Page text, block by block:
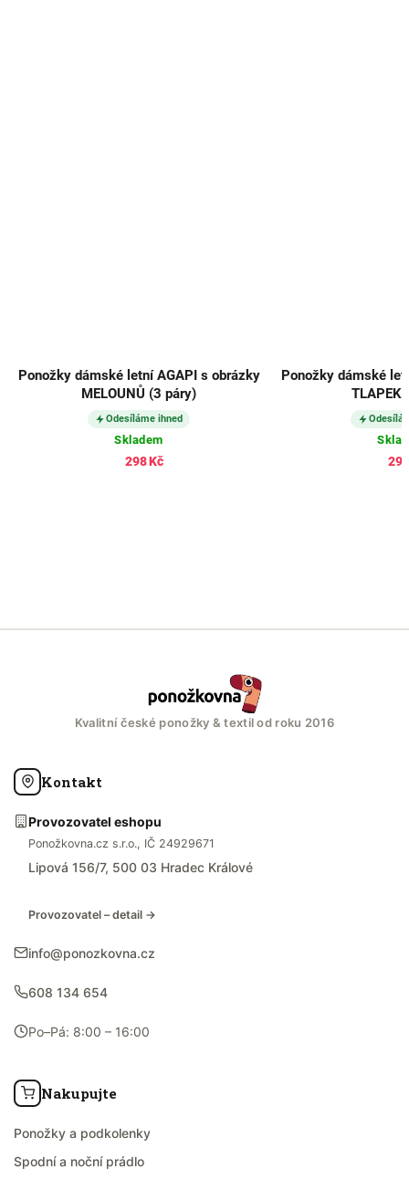
Ponožky dámské letní AGAPI s obrázky
MELOUNŮ (3 páry)
Odesíláme ihned
Skladem
298 Kč
Ponožky dámské
TLAPEK
Kvalitní české ponožky & textil od roku 2016
Kontakt
Provozovatel eshopu
Ponožkovna.cz s.r.o., IČ 24929671
Lipová 156/7, 500 03 Hradec Králové
Provozovatel – detail →
info@ponozkovna.cz
608 134 654
Po–Pá: 8:00 – 16:00
Nakupujte
Ponožky a podkolenky
Spodní a noční prádlo